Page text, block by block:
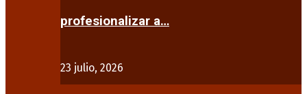
profesionalizar a…
23 julio, 2026